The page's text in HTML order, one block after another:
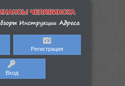
Регистрация
Вход